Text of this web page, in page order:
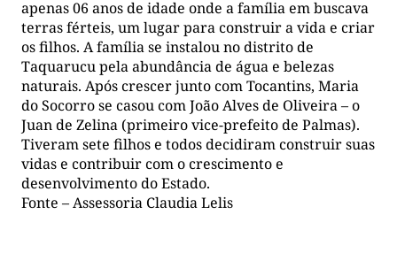
apenas 06 anos de idade onde a família em buscava
terras férteis, um lugar para construir a vida e criar
os filhos. A família se instalou no distrito de
Taquarucu pela abundância de água e belezas
naturais. Após crescer junto com Tocantins, Maria
do Socorro se casou com João Alves de Oliveira – o
Juan de Zelina (primeiro vice-prefeito de Palmas).
Tiveram sete filhos e todos decidiram construir suas
vidas e contribuir com o crescimento e
desenvolvimento do Estado.
Fonte – Assessoria Claudia Lelis